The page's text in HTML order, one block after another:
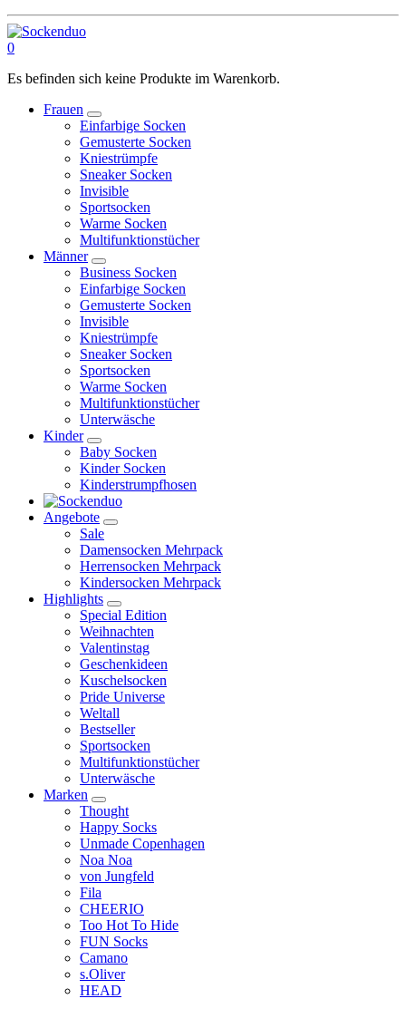
0
Es befinden sich keine Produkte im Warenkorb.
Frauen
Einfarbige Socken
Gemusterte Socken
Kniestrümpfe
Sneaker Socken
Invisible
Sportsocken
Warme Socken
Multifunktionstücher
Männer
Business Socken
Einfarbige Socken
Gemusterte Socken
Invisible
Kniestrümpfe
Sneaker Socken
Sportsocken
Warme Socken
Multifunktionstücher
Unterwäsche
Kinder
Baby Socken
Kinder Socken
Kinderstrumpfhosen
Angebote
Sale
Damensocken Mehrpack
Herrensocken Mehrpack
Kindersocken Mehrpack
Highlights
Special Edition
Weihnachten
Valentinstag
Geschenkideen
Kuschelsocken
Pride Universe
Weltall
Bestseller
Sportsocken
Multifunktionstücher
Unterwäsche
Marken
Thought
Happy Socks
Unmade Copenhagen
Noa Noa
von Jungfeld
Fila
CHEERIO
Too Hot To Hide
FUN Socks
Camano
s.Oliver
HEAD